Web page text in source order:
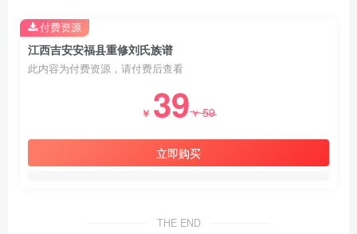
江西吉安安福县重修刘氏族谱
此内容为付费资源，请付费后查看
￥ 39￥59
立即购买
付费资源
THE END